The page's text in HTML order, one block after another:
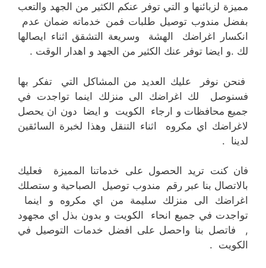
مميزة لزبائنها و التي توفر عنكم الكثير من الجهد والتعب
بفضل مندوب توصيل طلبات فمن خدماته ضمان عدم
انكسار اغراضك الهشة وسريعة التشقق اثناء ايصالها
لك .و ايضا توفر عنك الكثير من الجهد و اهدار الوقت .
فنحن نوفر عليك العديد من المشاكل التي تفكر بها
فسنوصل لك اغراضك الى منزلك اينما تواجدت في
جميع محافظات و ارجاء الكويت و ايضا دون ان يحصل
لاغراضك اي مكروه اثناء التنقل وهذا لخبرة السائقين
لدينا .
فان كنت تريد الحصول على خدماتنا المميزة فعليك
بالاتصال بنا عبر رقم مندوب توصيل الصباحية و ستصلك
اغراضك الى منزلك سليمة من اي مكروه و اينما
تواجدت في جميع انحاء الكويت و بدون بذل اي مجهود
, فاتصل بنا واحصل على افضل خدمات التوصيل في
الكويت .